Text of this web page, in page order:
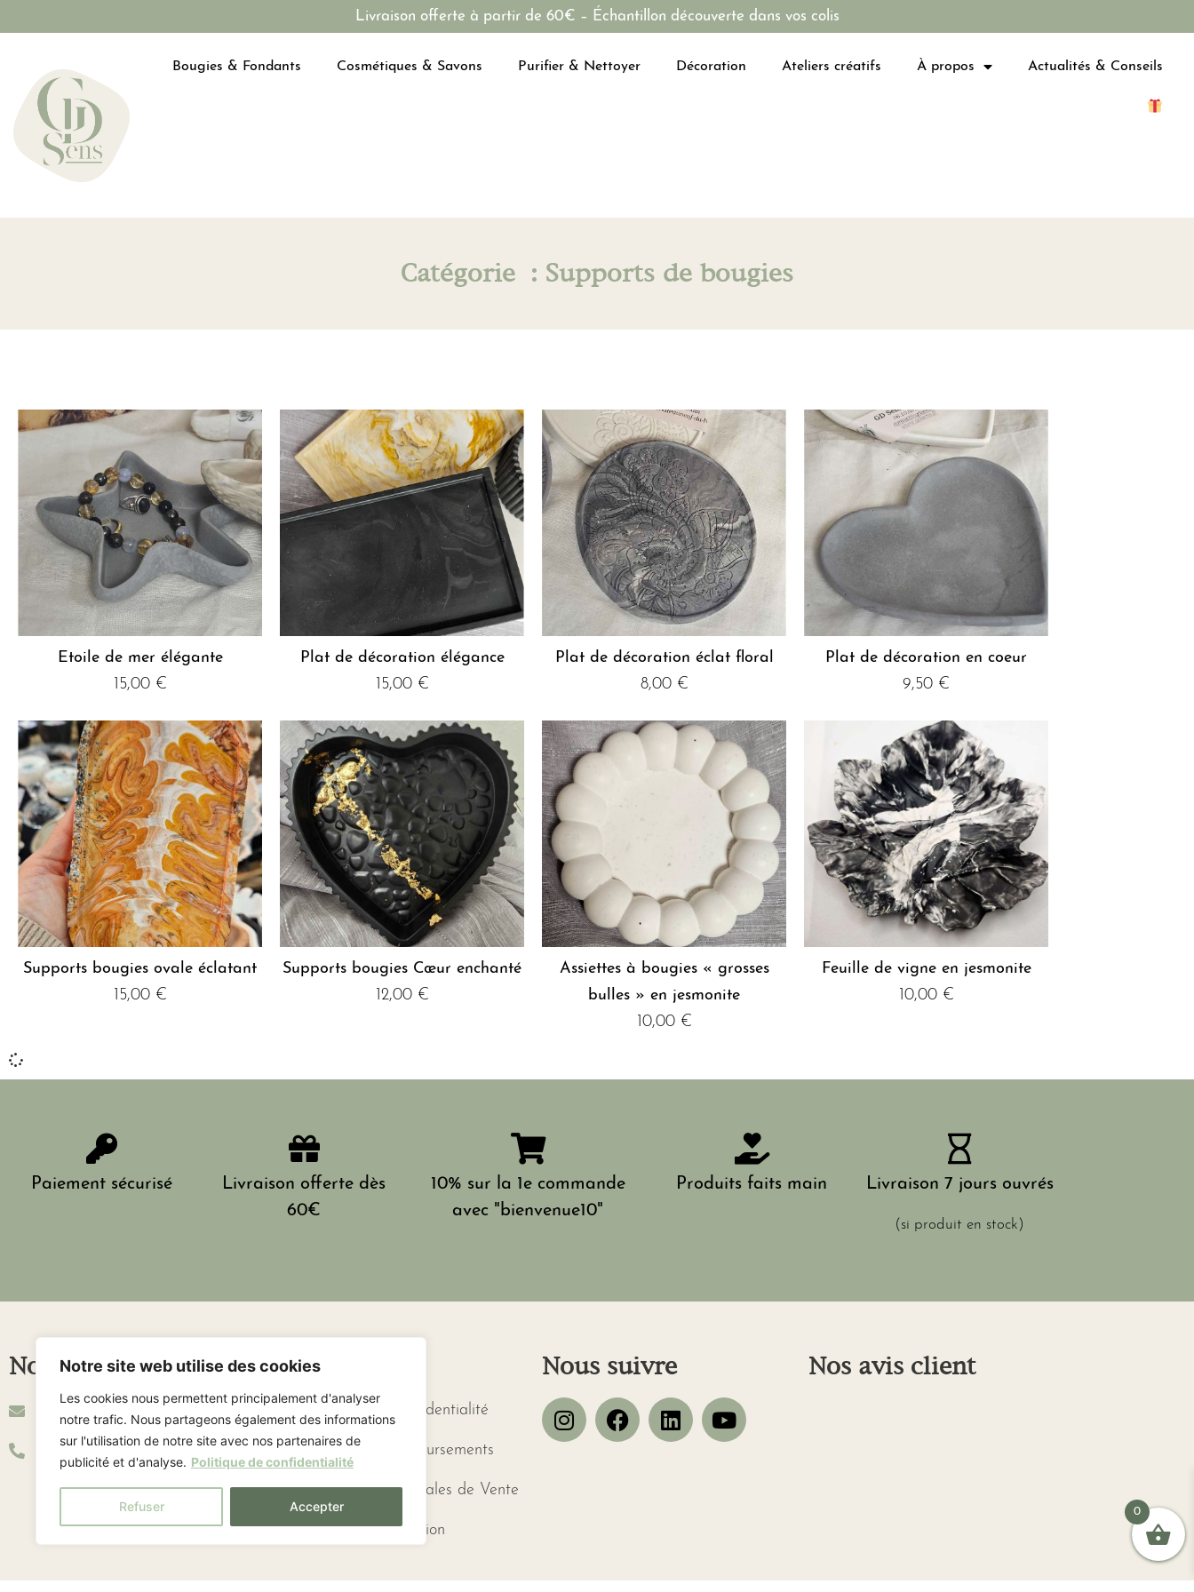
Notre site web utilise des cookies
Les cookies nous permettent principalement d'analyser
notre trafic. Nous partageons également des informations
sur l'utilisation de notre site avec nos partenaires de
publicité et d'analyse. Politique de confidentialité
Refuser Accepter
Livraison offerte à partir de 60€ – Échantillon découverte dans vos colis
Bougies & Fondants Cosmétiques & Savons Purifier & Nettoyer Décoration Ateliers créatifs À propos Actualités & Conseils
Catégorie : Supports de bougies
Etoile de mer élégante
15,00 €
Plat de décoration élégance
15,00 €
Plat de décoration éclat floral
8,00 €
Plat de décoration en coeur
9,50 €
Supports bougies ovale éclatant
15,00 €
Supports bougies Cœur enchanté
12,00 €
Assiettes à bougies « grosses
bulles » en jesmonite
10,00 €
Feuille de vigne en jesmonite
10,00 €
Paiement sécurisé
Livraison offerte dès
60€
10% sur la 1e commande
avec "bienvenue10"
Produits faits main Livraison 7 jours ouvrés
(si produit en stock)
Nous contacter
Formulaire de contact
06 10 03 01 22
Liens utiles
Politique de confidentialité
Retours et remboursements
Conditions Générales de Vente
Lien de rétractation
Nous suivre Nos avis client
0